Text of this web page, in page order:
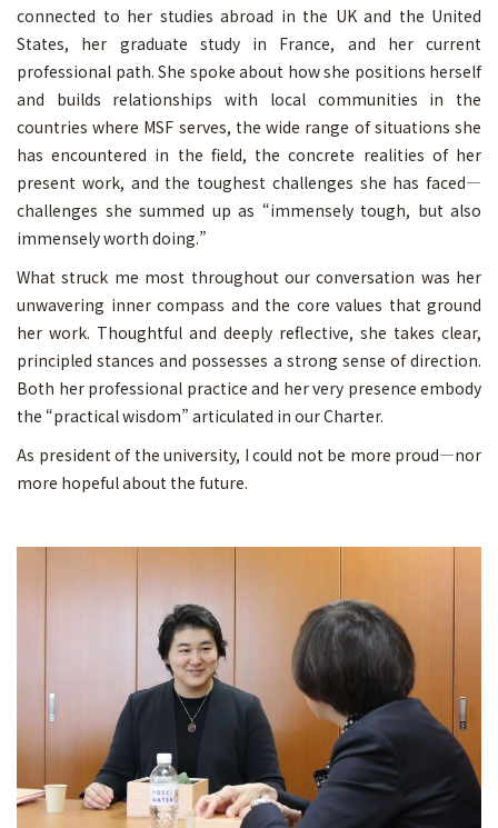
connected to her studies abroad in the UK and the United
States, her graduate study in France, and her current
professional path. She spoke about how she positions herself
and builds relationships with local communities in the
countries where MSF serves, the wide range of situations she
has encountered in the field, the concrete realities of her
present work, and the toughest challenges she has faced—
challenges she summed up as “immensely tough, but also
immensely worth doing.”
What struck me most throughout our conversation was her
unwavering inner compass and the core values that ground
her work. Thoughtful and deeply reflective, she takes clear,
principled stances and possesses a strong sense of direction.
Both her professional practice and her very presence embody
the “practical wisdom” articulated in our Charter.
As president of the university, I could not be more proud—nor
more hopeful about the future.